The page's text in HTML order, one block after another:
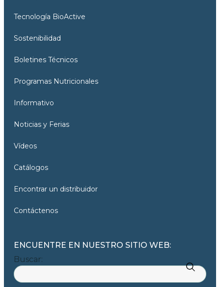
Tecnología BioActive
Sostenibilidad
Boletines Técnicos
Programas Nutricionales
Informativo
Noticias y Ferias
Vídeos
Catálogos
Encontrar un distribuidor
Contáctenos
ENCUENTRE EN NUESTRO SITIO WEB:
Buscar: